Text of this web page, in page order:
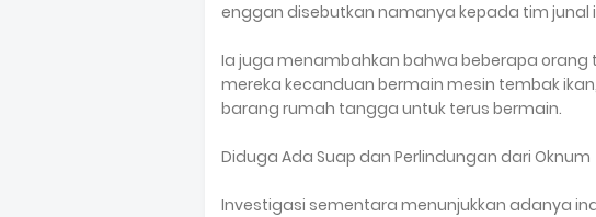
enggan disebutkan namanya kepada tim junal
Ia juga menambahkan bahwa beberapa
mereka kecanduan bermain mesin tembak
barang rumah tangga untuk terus bermain.
Diduga Ada Suap dan Perlindungan dari Oknum
Investigasi sementara menunjukkan adanya